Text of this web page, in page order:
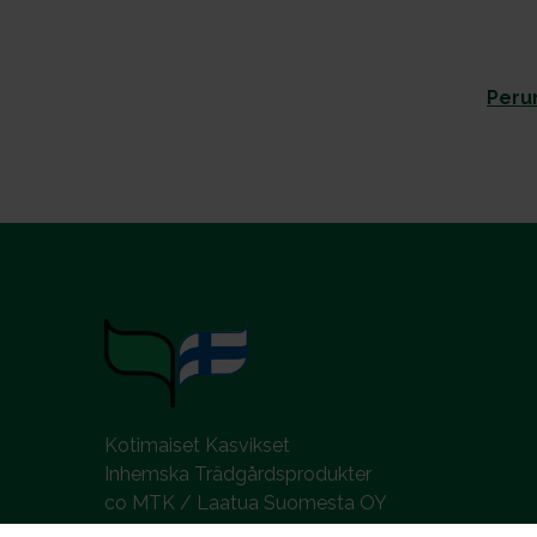
Kotimaiset Kasvikset
Inhemska Trädgårdsprodukter
co MTK / Laatua Suomesta OY
PL 510